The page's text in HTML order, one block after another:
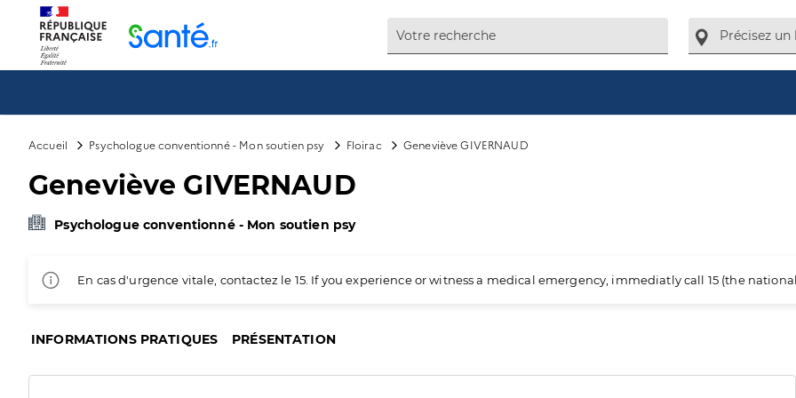
Accueil Psychologue conventionné - Mon soutien psy Floirac Geneviève GIVERNAUD
Geneviève GIVERNAUD
Psychologue conventionné - Mon soutien psy
En cas d'urgence vitale, contactez le 15. If you experience or witness a medical emergency, immediatly call 15 (the
INFORMATIONS PRATIQUES PRÉSENTATION
Panneau de gestion des cookies